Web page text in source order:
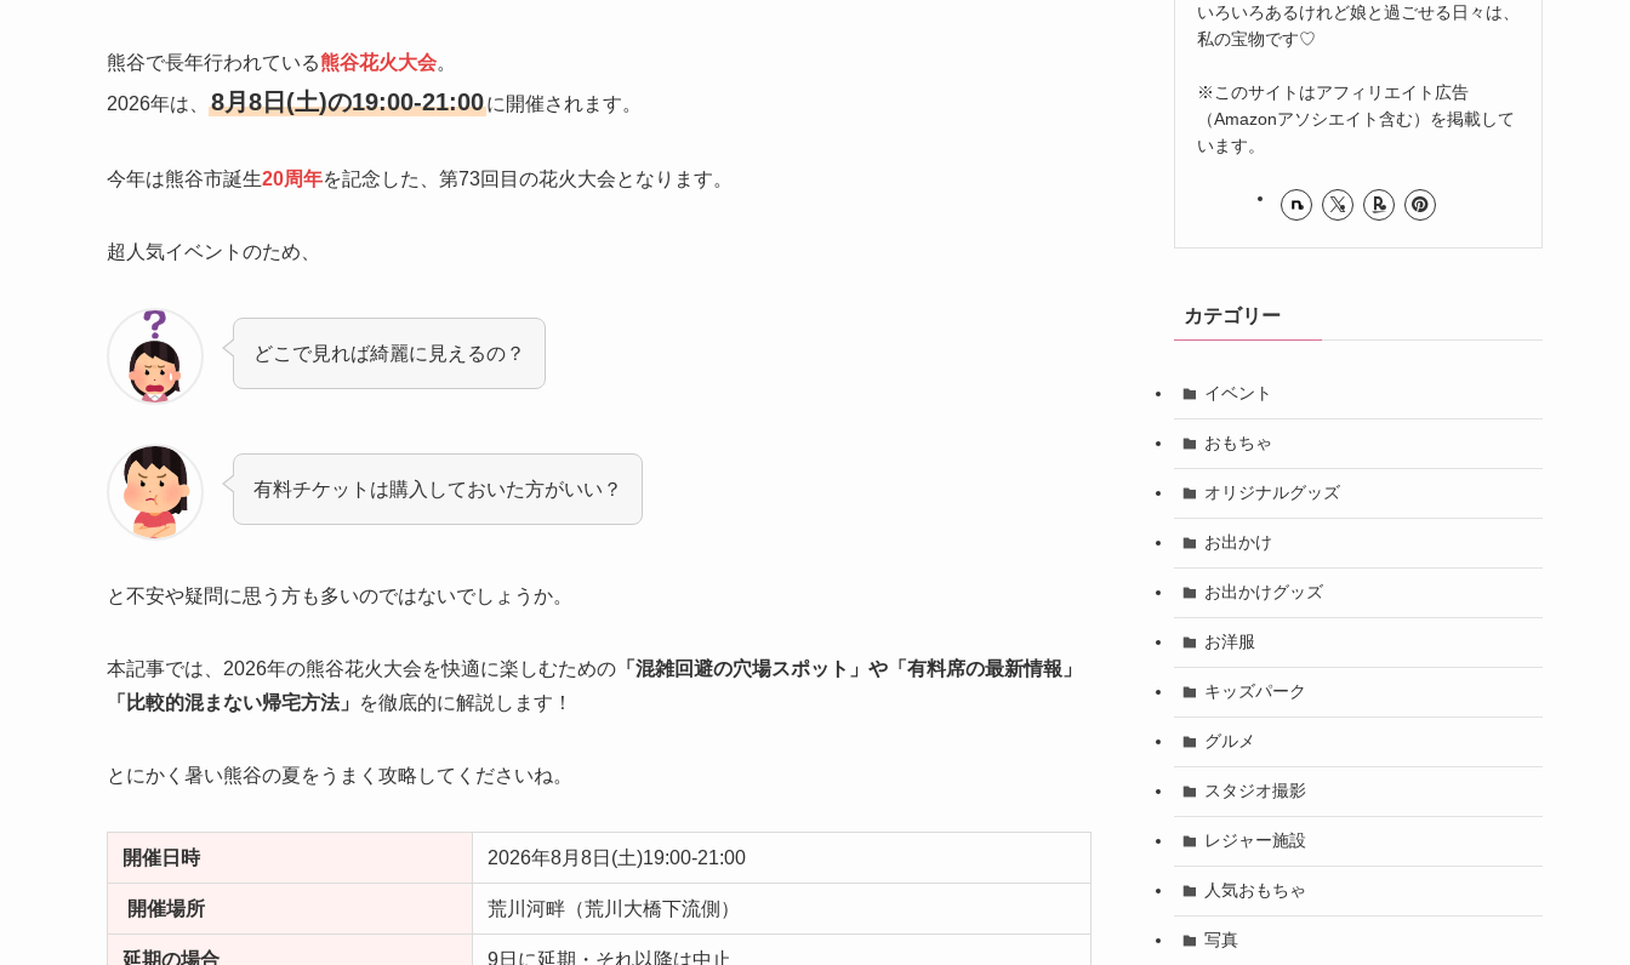
熊谷で長年行われている熊谷花火大会。
2026年は、
8月8日(土)の19:00-21:00に開催されます。
今年は熊谷市誕生20周年を記念した、第73回目の花火大会となります。
超人気イベントのため、
どこで見れば綺麗に見えるの？
有料チケットは購入しておいた方がいい？
と不安や疑問に思う方も多いのではないでしょうか。
本記事では、2026年の熊谷花火大会を快適に楽しむための 「混雑回避の穴場スポット」や「有料席の最新情報」
「比較的混まない帰宅方法」
を徹底的に解説します！
とにかく暑い熊谷の夏をうまく攻略してくださいね。
開催日時 2026年8月8日(土)19:00-21:00
開催場所 荒川河畔（荒川大橋下流側）
延期の場合 9日に延期・それ以降は中止
いろいろあるけれど娘と過ごせる日々は、
私の宝物です♡
※このサイトはアフィリエイト広告
（Amazonアソシエイト含む）を掲載して
います。
カテゴリー
イベント
おもちゃ
オリジナルグッズ
お出かけ
お出かけグッズ
お洋服
キッズパーク
グルメ
スタジオ撮影
レジャー施設
人気おもちゃ
写真